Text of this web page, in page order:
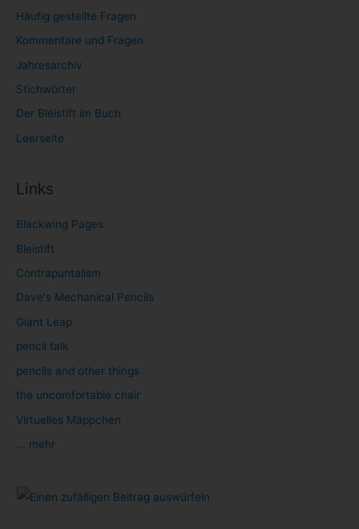
Häufig gestellte Fragen
Kommentare und Fragen
Jahresarchiv
Stichwörter
Der Bleistift im Buch
Leerseite
Links
Blackwing Pages
Bleistift
Contrapuntalism
Dave's Mechanical Pencils
Giant Leap
pencil talk
pencils and other things
the uncomfortable chair
Virtuelles Mäppchen
... mehr